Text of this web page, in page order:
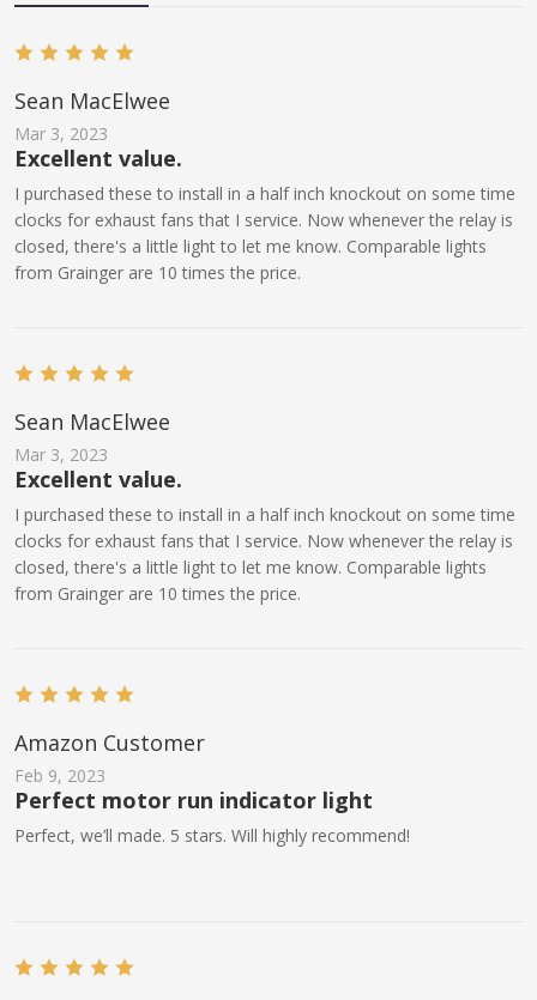
Sean MacElwee
Mar 3, 2023
Excellent value.
I purchased these to install in a half inch knockout on some time
clocks for exhaust fans that I service. Now whenever the relay is
closed, there's a little light to let me know. Comparable lights
from Grainger are 10 times the price.
Sean MacElwee
Mar 3, 2023
Excellent value.
I purchased these to install in a half inch knockout on some time
clocks for exhaust fans that I service. Now whenever the relay is
closed, there's a little light to let me know. Comparable lights
from Grainger are 10 times the price.
Amazon Customer
Feb 9, 2023
Perfect motor run indicator light
Perfect, we’ll made. 5 stars. Will highly recommend!